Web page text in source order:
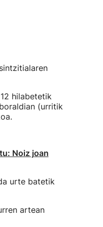
hilabetetik
(urritik
Noiz joan
urte batetik
artean